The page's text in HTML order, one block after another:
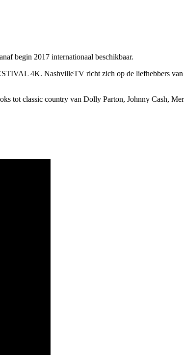
begin 2017 internationaal beschikbaar.
4K. NashvilleTV richt zich op de liefhebbers van
tot classic country van Dolly Parton, Johnny Cash,